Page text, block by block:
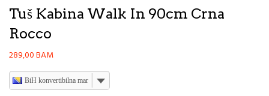
Tuš Kabina Walk In 90cm Crna
Rocco
289,00BAM
BiH konvertibilna marka